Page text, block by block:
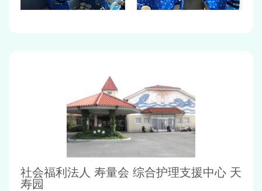
社会福利法人 寿量会 综合护理支援中心 天
寿园